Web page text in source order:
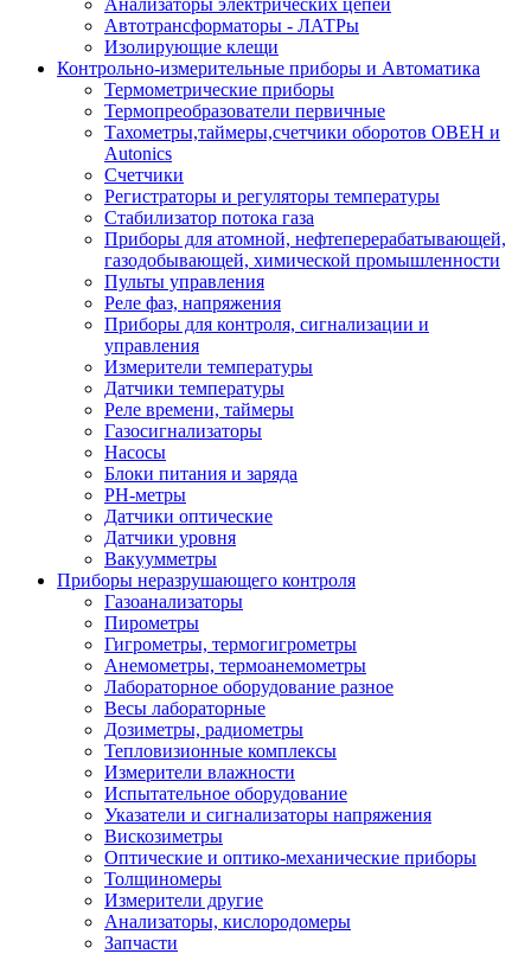
Анализаторы электрических цепей
Автотрансформаторы - ЛАТРы
Изолирующие клещи
Контрольно-измерительные приборы и Автоматика
Термометрические приборы
Термопреобразователи первичные
Тахометры,таймеры,счетчики оборотов ОВЕН и
Autonics
Счетчики
Регистраторы и регуляторы температуры
Стабилизатор потока газа
Приборы для атомной, нефтеперерабатывающей,
газодобывающей, химической промышленности
Пульты управления
Реле фаз, напряжения
Приборы для контроля, сигнализации и
управления
Измерители температуры
Датчики температуры
Реле времени, таймеры
Газосигнализаторы
Насосы
Блоки питания и заряда
PH-метры
Датчики оптические
Датчики уровня
Вакуумметры
Приборы неразрушающего контроля
Газоанализаторы
Пирометры
Гигрометры, термогигрометры
Анемометры, термоанемометры
Лабораторное оборудование разное
Весы лабораторные
Дозиметры, радиометры
Тепловизионные комплексы
Измерители влажности
Испытательное оборудование
Указатели и сигнализаторы напряжения
Вискозиметры
Оптические и оптико-механические приборы
Толщиномеры
Измерители другие
Анализаторы, кислородомеры
Запчасти